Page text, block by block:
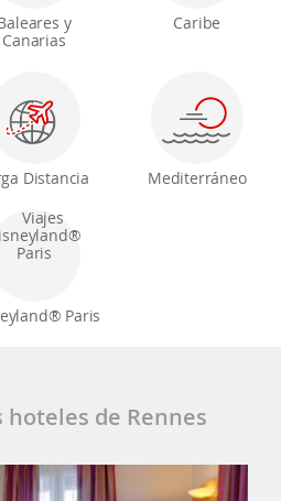
y
Canarias
Caribe
Distancia Mediterráneo
Paris
hoteles de Rennes